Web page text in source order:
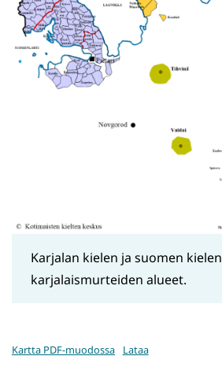
Karjalan kielen ja suomen kielen
karjalaismurteiden alueet.
Kartta PDF-muodossa Lataa